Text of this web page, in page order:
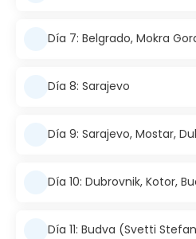
Día 7: Belgrado, Mokra
Día 8: Sarajevo
Día 9: Sarajevo, Mostar,
Día 10: Dubrovnik, Kotor,
Día 11: Budva (Svetti